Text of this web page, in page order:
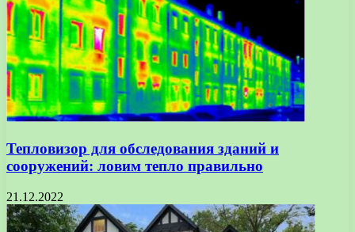
Тепловизор для обследования зданий и
сооружений: ловим тепло правильно
21.12.2022